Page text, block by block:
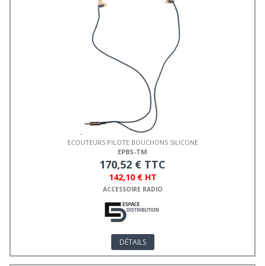
ECOUTEURS PILOTE BOUCHONS SILICONE
EPBS-TM
170,52 € TTC
142,10 € HT
ACCESSOIRE RADIO
DÉTAILS